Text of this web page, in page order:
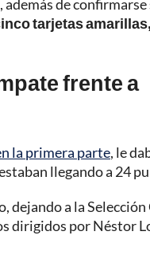
de confirmarse
tarjetas
frente a
la primera parte, le
llegando a 24
dejando a la
dirigidos por Néstor